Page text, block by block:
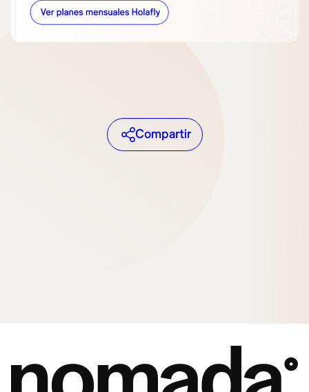
Compartir